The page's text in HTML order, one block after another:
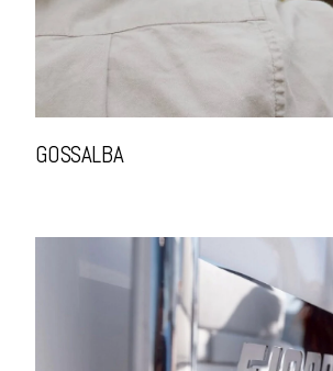
GOSSALBA